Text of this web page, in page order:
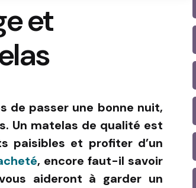
et
de passer une bonne nuit,
Un matelas de qualité est
paisibles et profiter d’un
, encore faut-il savoir
aideront à garder un